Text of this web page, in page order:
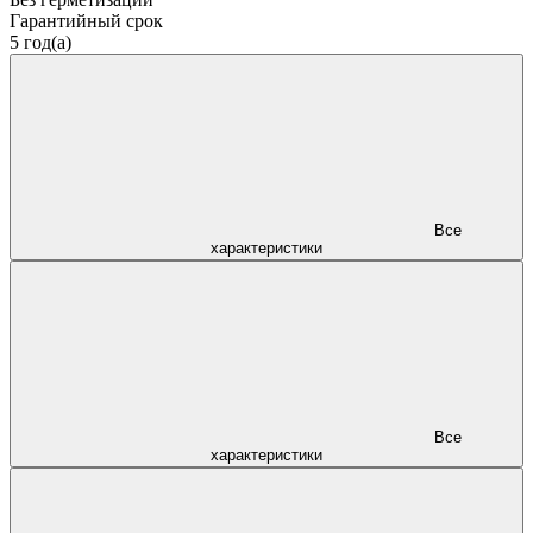
Гарантийный срок
5 год(а)
характеристики
характеристики